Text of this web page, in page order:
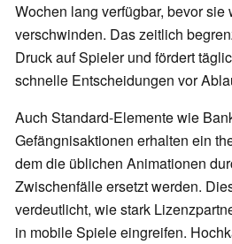
Wochen lang verfügbar, bevor
verschwinden. Das zeitlich
Druck auf Spieler und fördert
schnelle Entscheidungen vor
Auch Standard-Elemente wie
Gefängnisaktionen erhalten ein
dem die üblichen Animationen
Zwischenfälle ersetzt werden.
verdeutlicht, wie stark
in mobile Spiele eingreifen.